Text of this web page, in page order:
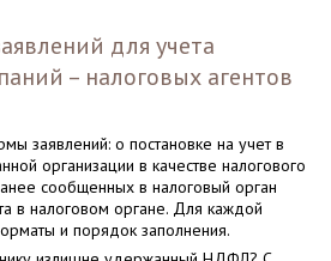
для учета
– налоговых агентов
заявлений: о постановке на учет в
организации в качестве налогового
сообщенных в налоговый орган
в налоговом органе. Для каждой
и порядок заполнения.